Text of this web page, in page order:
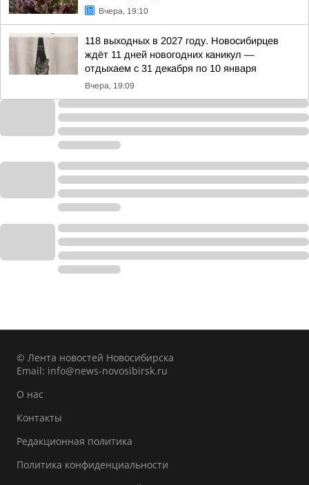
Вчера, 19:10
118 выходных в 2027 году. Новосибирцев
ждёт 11 дней новогодних каникул —
отдыхаем с 31 декабря по 10 января
Вчера, 19:09
© Лента новостей Новосибирска
Email: info@news-novosibirsk.ru
О нас
Контакты
Редакционная политика
Политика конфиденциальности